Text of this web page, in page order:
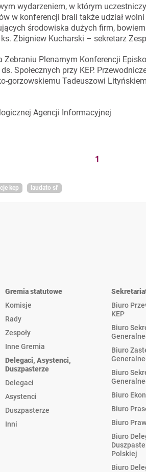
wydarzeniem, w którym
w konferencji brali także udział wolni
środowiska dużych firm,
Zbigniew Kucharski – sekretarz
Zebraniu Plenarnym Konferencji
Społecznych przy KEP.
gorzowskiemu Tadeuszowi
Agencji Informacyjnej
1
kep laudato si'
Gremia statutowe
Komisje
Rady
Zespoły
Inne Gremia
Delegaci, Asystenci,
Duszpasterze
Delegaci
Asystenci
Duszpasterze
Inni
Biuro
KEP
Biuro
Biuro
Biuro
Biuro
Biuro
Biuro
Biuro
Polskiej
Biuro